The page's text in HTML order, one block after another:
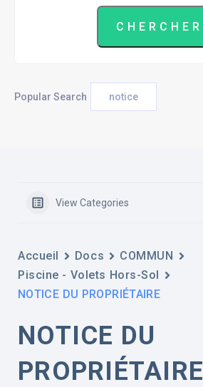
Popular Search notice
View Categories
Accueil Docs
COMMUN
Piscine - Volets Hors-Sol
NOTICE DU PROPRIÉTAIRE
NOTICE DU
PROPRIÉTAIRE